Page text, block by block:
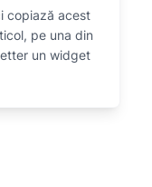
copiază acest
pe una din
un widget